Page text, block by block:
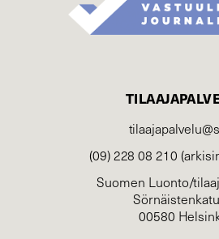
(09) 228 08 210
Suomen Luonto/
00580